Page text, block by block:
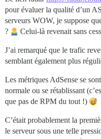
pour évaluer la qualité d’un
serveurs WOW, je suppose
?
Celui-là revenait sans
J’ai remarqué que le trafic
semblant également plus
Les métriques AdSense se
normale ou se rétablissant
que pas de RPM du tout !)
C’était probablement la
le serveur sous une telle